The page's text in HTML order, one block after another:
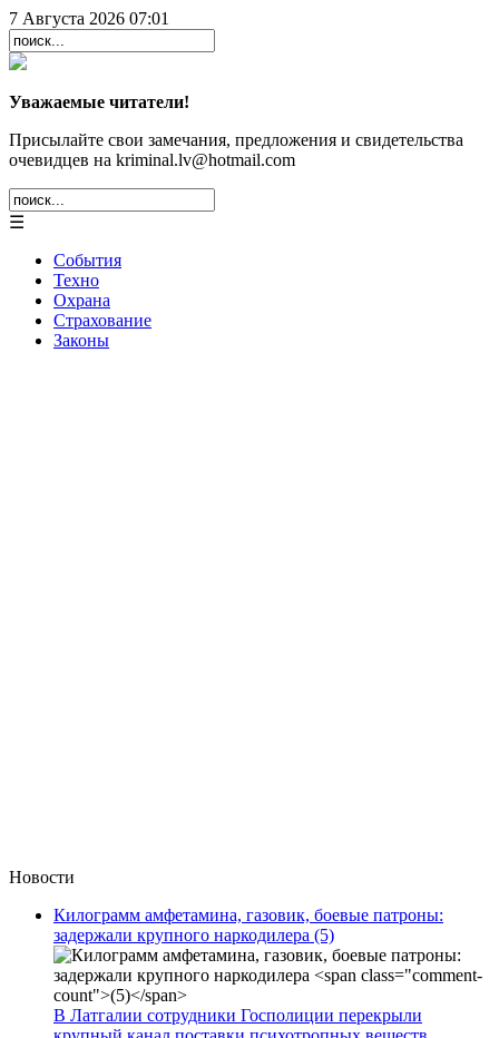
7 Августа 2026 07:01
Уважаемые читатели!
Присылайте свои замечания, предложения и свидетельства
очевидцев на kriminal.lv@hotmail.com
☰
События
Техно
Охрана
Страхование
Законы
Новости
Килограмм амфетамина, газовик, боевые патроны:
задержали крупного наркодилера (5)
В Латгалии сотрудники Госполиции перекрыли